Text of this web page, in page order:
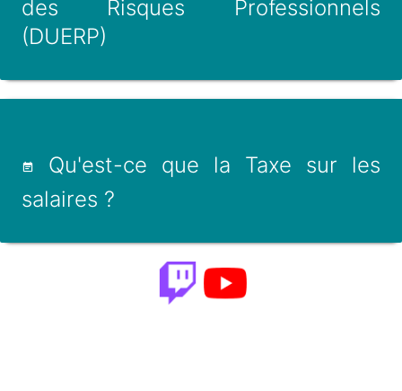
des Risques Professionnels
(DUERP)
Qu'est-ce que la Taxe sur les
salaires ?